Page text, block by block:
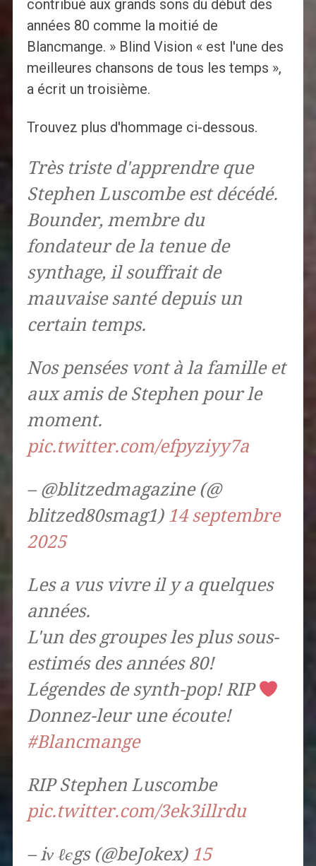
contribué aux grands sons du début des
années 80 comme la moitié de
Blancmange. » Blind Vision « est l'une des
meilleures chansons de tous les temps »,
a écrit un troisième.
Trouvez plus d'hommage ci-dessous.
Très triste d'apprendre que
Stephen Luscombe est décédé.
Bounder, membre du
fondateur de la tenue de
synthage, il souffrait de
mauvaise santé depuis un
certain temps.
Nos pensées vont à la famille et
aux amis de Stephen pour le
moment.
pic.twitter.com/efpyziyy7a
– @blitzedmagazine (@
blitzed80smag1) 14 septembre
2025
Les a vus vivre il y a quelques
années.
L'un des groupes les plus sous-
estimés des années 80!
Légendes de synth-pop! RIP
Donnez-leur une écoute!
#Blancmange
RIP Stephen Luscombe
pic.twitter.com/3ek3illrdu
– iν ℓєgs (@beJokex) 15